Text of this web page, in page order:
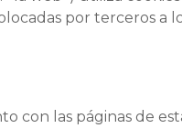
por terceros
con las páginas de